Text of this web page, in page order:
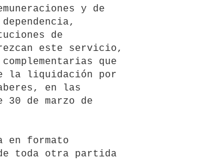
de
este servicio,
que
la liquidación por
en las
de marzo de
toda otra partida